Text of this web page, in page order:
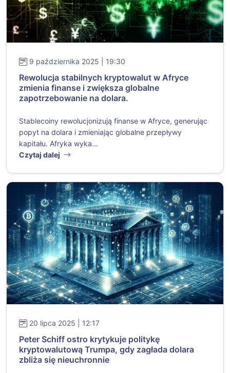
9 października 2025 | 19:30
Rewolucja stabilnych kryptowalut w Afryce
zmienia finanse i zwiększa globalne
zapotrzebowanie na dolara.
Stablecoiny rewolucjonizują finanse w Afryce, generując
popyt na dolara i zmieniając globalne przepływy
kapitału. Afryka wyka...
Czytaj dalej
20 lipca 2025 | 12:17
Peter Schiff ostro krytykuje politykę
kryptowalutową Trumpa, gdy zagłada dolara
zbliża się nieuchronnie